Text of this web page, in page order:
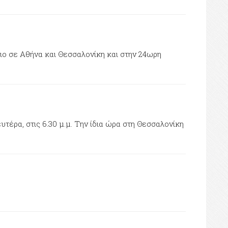
σε Αθήνα και Θεσσαλονίκη και στην 24ωρη
στις 6.30 μ.μ. Την ίδια ώρα στη Θεσσαλονίκη